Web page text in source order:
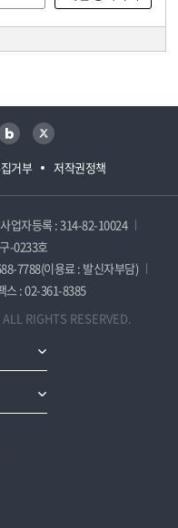
거부 저작권정책
블로그 트위터
사업자등록 : 314-82-10024
-0233호
7788(이용료 : 발신자부담)
스 : 02-361-8385
RIGHTS RESERVED.